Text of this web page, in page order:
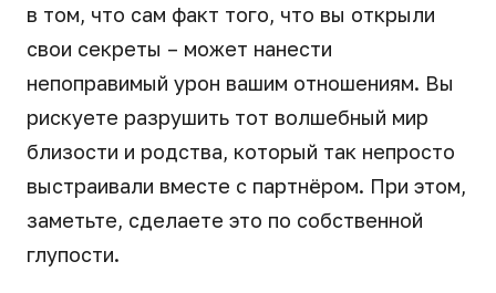
в том, что сам факт того, что вы открыли
свои секреты – может нанести
непоправимый урон вашим отношениям. Вы
рискуете разрушить тот волшебный мир
близости и родства, который так непросто
выстраивали вместе с партнёром. При этом,
заметьте, сделаете это по собственной
глупости.